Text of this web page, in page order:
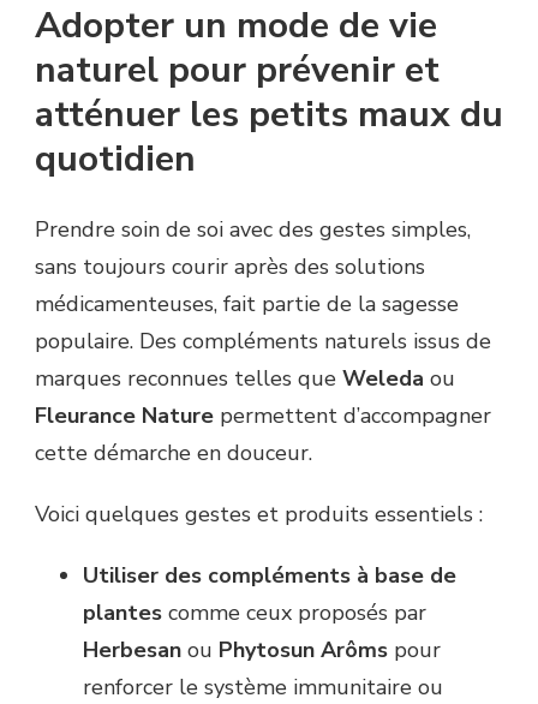
Adopter un mode de vie
naturel pour prévenir et
atténuer les petits maux du
quotidien
Prendre soin de soi avec des gestes simples,
sans toujours courir après des solutions
médicamenteuses, fait partie de la sagesse
populaire. Des compléments naturels issus de
marques reconnues telles que Weleda ou
Fleurance Nature permettent d’accompagner
cette démarche en douceur.
Voici quelques gestes et produits essentiels :
Utiliser des compléments à base de
plantes comme ceux proposés par
Herbesan ou Phytosun Arôms pour
renforcer le système immunitaire ou